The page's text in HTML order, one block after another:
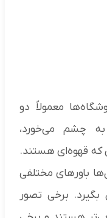
معمولاً دو
چشم می‌خورد،
قهوه‌ای هستند.
باورهای مختلفی
بگیرد. برخی تصور